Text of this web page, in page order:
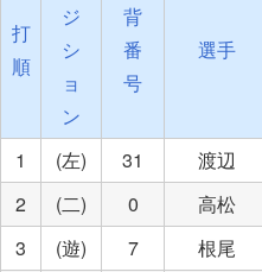
打
順
ジ
シ
ョ
ン
背
番
号
選手
1 (左) 31 渡辺
2
(二) 0 高松
3
(遊) 7 根尾